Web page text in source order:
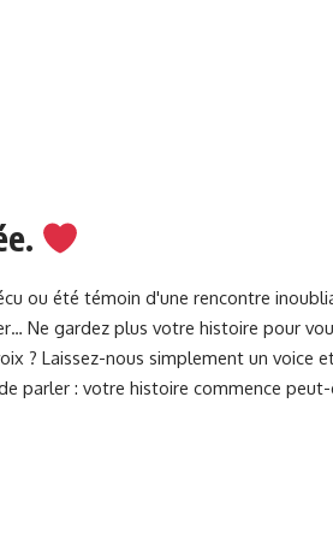
ou été témoin d'une rencontre
Ne gardez plus votre histoire pour
? Laissez-nous simplement un voice
parler : votre histoire commence